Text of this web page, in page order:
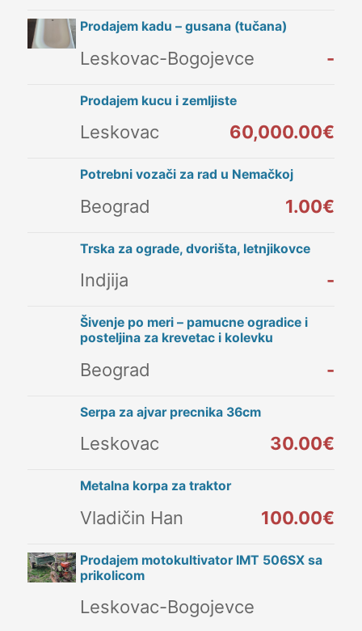
Prodajem kadu – gusana (tučana)
Leskovac-Bogojevce -
Prodajem kucu i zemljiste
Leskovac 60,000.00€
Potrebni vozači za rad u Nemačkoj
Beograd 1.00€
Trska za ograde, dvorišta, letnjikovce
Indjija -
Šivenje po meri – pamucne ogradice i
posteljina za krevetac i kolevku
Beograd -
Serpa za ajvar precnika 36cm
Leskovac 30.00€
Metalna korpa za traktor
Vladičin Han 100.00€
Prodajem motokultivator IMT 506SX sa
prikolicom
Leskovac-Bogojevce